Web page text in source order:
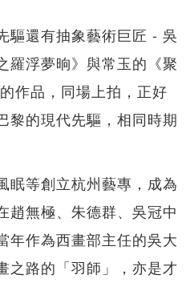
驅還有抽象藝術巨匠 - 吳
羅浮夢晌》與常玉的《聚
作品，同場上拍，正好
黎的現代先驅，相同時期
眠等創立杭州藝專，成為
趙無極、朱德群、吳冠中
年作為西畫部主任的吳大
之路的「羽師」，亦是才